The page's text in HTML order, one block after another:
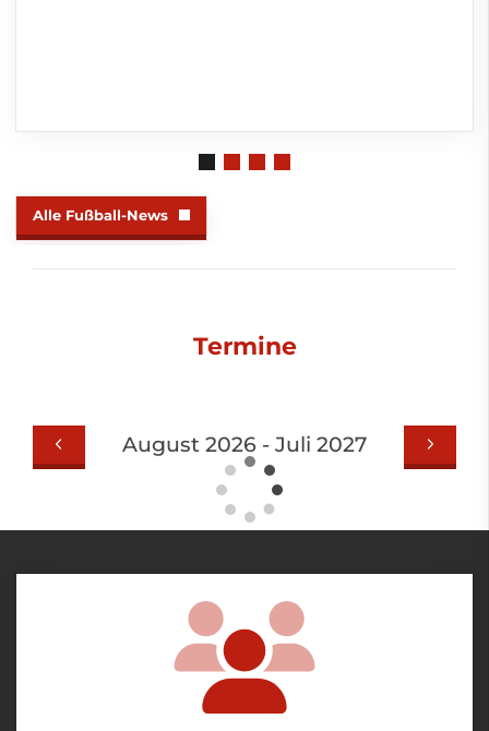
Alle Fußball-News
Termine
August 2026 - Juli 2027